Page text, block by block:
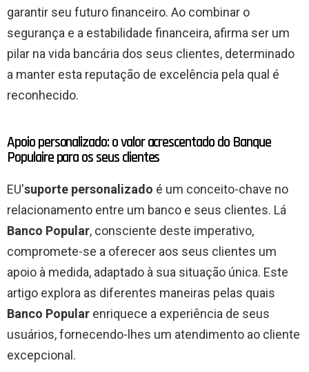
garantir seu futuro financeiro. Ao combinar o
segurança e a estabilidade financeira, afirma ser um
pilar na vida bancária dos seus clientes, determinado
a manter esta reputação de excelência pela qual é
reconhecido.
Apoio personalizado: o valor acrescentado do Banque
Populaire para os seus clientes
EU'suporte personalizado é um conceito-chave no
relacionamento entre um banco e seus clientes. Lá
Banco Popular, consciente deste imperativo,
compromete-se a oferecer aos seus clientes um
apoio à medida, adaptado à sua situação única. Este
artigo explora as diferentes maneiras pelas quais
Banco Popular enriquece a experiência de seus
usuários, fornecendo-lhes um atendimento ao cliente
excepcional.